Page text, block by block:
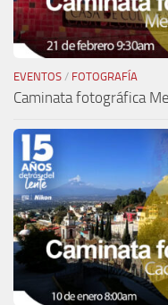
EVENTOS / FOTOGRAFÍA
Caminata fotográfica